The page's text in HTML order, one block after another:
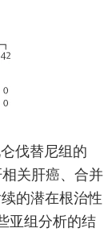
伐替尼组的
关肝癌、合并
的潜在根治性
亚组分析的结